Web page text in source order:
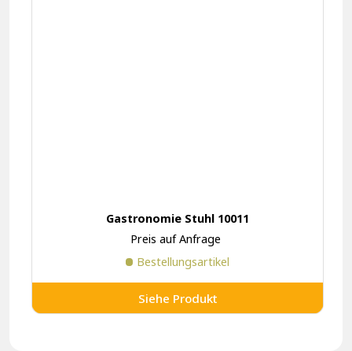
Gastronomie Stuhl 10011
Preis auf Anfrage
Bestellungsartikel
Siehe Produkt